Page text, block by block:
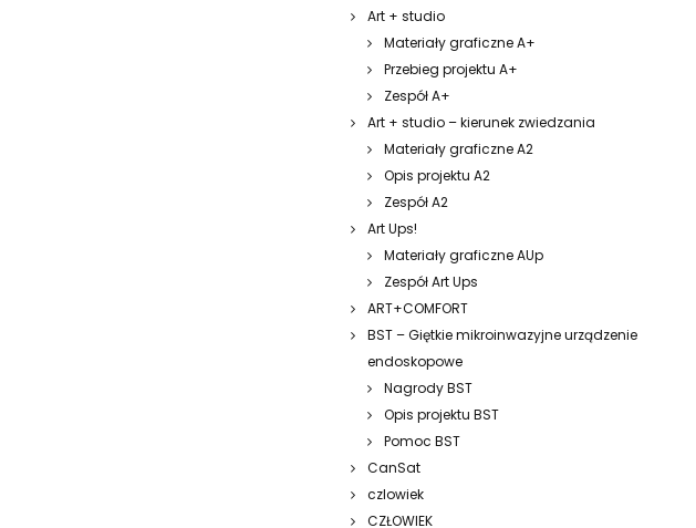
Art + studio
Materiały graficzne A+
Przebieg projektu A+
Zespół A+
Art + studio – kierunek zwiedzania
Materiały graficzne A2
Opis projektu A2
Zespół A2
Art Ups!
Materiały graficzne AUp
Zespół Art Ups
ART+COMFORT
BST – Giętkie mikroinwazyjne urządzenie
endoskopowe
Nagrody BST
Opis projektu BST
Pomoc BST
CanSat
czlowiek
CZŁOWIEK